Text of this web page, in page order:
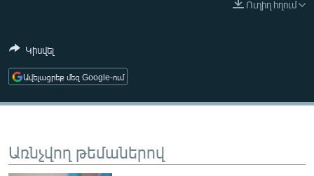
ՄԵԿՆԱԲԱՆՈՒԹՅՈՒՆ
ԱՐԽԻՎ
Ուղիղ հղում
Կիսվել
Ավելացրեք մեզ Google-ում
Առնչվող թեմաներով